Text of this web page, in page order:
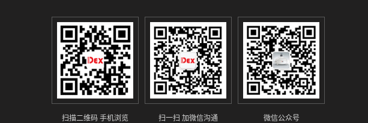
扫描二维码 手机浏览 扫一扫 加微信沟通 微信公众号